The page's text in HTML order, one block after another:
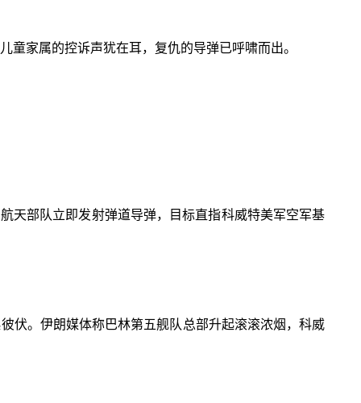
家属的控诉声犹在耳，复仇的导弹已呼啸而出。
天部队立即发射弹道导弹，目标直指科威特美军空军基
伏。伊朗媒体称巴林第五舰队总部升起滚滚浓烟，科威